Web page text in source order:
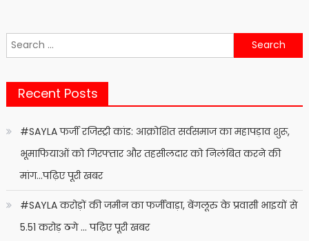
Search
for:
Recent Posts
#SAYLA फर्जी रजिस्ट्री कांड: आक्रोशित सर्वसमाज का महापड़ाव शुरू,
भूमाफियाओं को गिरफ्तार और तहसीलदार को निलंबित करने की
मांग…पढ़िए पूरी खबर
#SAYLA करोड़ों की जमीन का फर्जीवाड़ा, बेंगलूरु के प्रवासी भाइयों से
5.51 करोड़ ठगे … पढ़िए पूरी खबर